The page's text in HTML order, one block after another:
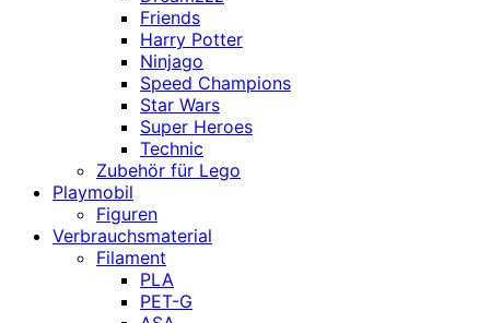
Friends
Harry Potter
Ninjago
Speed Champions
Star Wars
Super Heroes
Technic
Zubehör für Lego
Playmobil
Figuren
Verbrauchsmaterial
Filament
PLA
PET-G